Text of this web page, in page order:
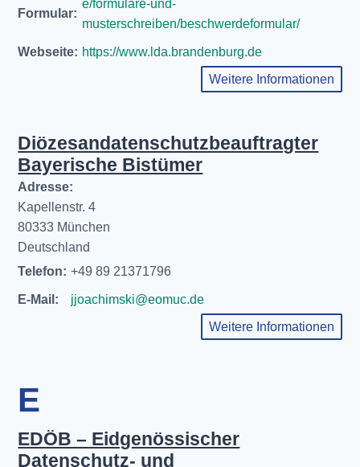
Formular:
e/formulare-und-
musterschreiben/beschwerdeformular/
Webseite: https://www.lda.brandenburg.de
Weitere Informationen
Diözesandatenschutzbeauftragter
Bayerische Bistümer
Adresse:
Kapellenstr. 4
80333 München
Deutschland
Telefon: +49 89 21371796
E-Mail:
jjoachimski@eomuc.de
Weitere Informationen
E
EDÖB – Eidgenössischer
Datenschutz- und